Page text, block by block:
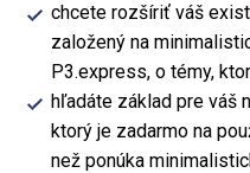
chcete rozšíriť váš
založený na
P3.express, o témy,
hľadáte základ pre váš
ktorý je zadarmo na
než ponúka